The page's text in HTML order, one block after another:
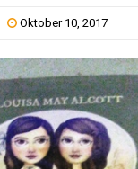
Oktober 10, 2017